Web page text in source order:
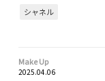
シャネル
Make Up
2025.04.06